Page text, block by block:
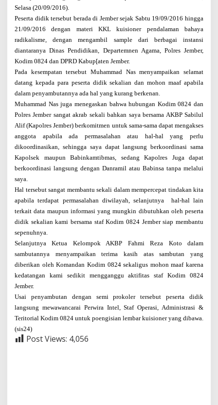
Selasa (20/09/2016).
Peserta didik tersebut berada di Jember sejak Sabtu 19/09/2016 hingga
21/09/2016 dengan materi KKL kuisioner pendalaman bahaya
radikalisme, dengan mengambil sample dari berbagai instansi
diantaranya Dinas Pendidikan, Departemnen Agama, Polres Jember,
Kodim 0824 dan DPRD Kabup[aten Jember.
Pada kesempatan tersebut Muhammad Nas menyampaikan selamat
datang kepada para peserta didik sekalian dan mohon maaf apabila
dalam penyambutannya ada hal yang kurang berkenan.
Muhammad Nas juga menegaskan bahwa hubungan Kodim 0824 dan
Polres Jember sangat akrab sekali bahkan saya bersama AKBP Sabilul
Alif (Kapolres Jember) berkomitmen untuk sama-sama dapat mengakses
anggota apabila ada permasalahan atau hal-hal yang perlu
dikoordinasikan, sehingga saya dapat langsung berkoordinasi sama
Kapolsek maupun Babinkamtibmas, sedang Kapolres Juga dapat
berkoordinasi langsung dengan Danramil atau Babinsa tanpa melalui
saya.
Hal tersebut sangat membantu sekali dalam mempercepat tindakan kita
apabila terdapat permasalahan diwilayah, selanjutnya hal-hal lain
terkait data maupun informasi yang mungkin dibutuhkan oleh peserta
didik sekalian kami bersama staf Kodim 0824 Jember siap membantu
sepenuhnya.
Selanjutnya Ketua Kelompok AKBP Fahmi Reza Koto dalam
sambutannya menyampaikan terima kasih atas sambutan yang
diberikan oleh Komandan Kodim 0824 sekaligus mohon maaf karena
kedatangan kami sedikit mengganggu aktifitas staf Kodim 0824
Jember.
Usai penyambutan dengan semi prokoler tersebut peserta didik
langsung mewawancarai Perwira Intel, Staf Operasi, Administrasi &
Teritorial Kodim 0824 untuk poengisian lembar kuisioner yang dibawa.
(sis24)
Post Views: 4,056